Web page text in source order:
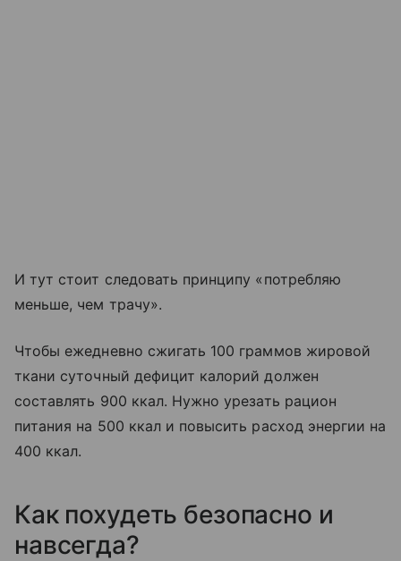
И тут стоит следовать принципу «потребляю
меньше, чем трачу».
Чтобы ежедневно сжигать 100 граммов жировой
ткани суточный дефицит калорий должен
составлять 900 ккал. Нужно урезать рацион
питания на 500 ккал и повысить расход энергии на
400 ккал.
Как похудеть безопасно и
навсегда?